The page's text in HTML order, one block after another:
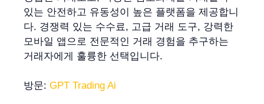
있는 안전하고 유동성이 높은 플랫폼을 제공합니
다. 경쟁력 있는 수수료, 고급 거래 도구, 강력한
모바일 앱으로 전문적인 거래 경험을 추구하는
거래자에게 훌륭한 선택입니다.
방문: GPT Trading Ai